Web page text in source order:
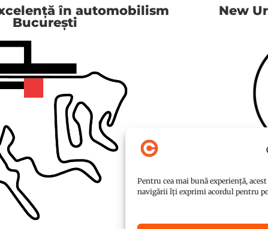
Pentru cea mai bună experiență,
navigării îți exprimi acordul pentru
în automobilism
București
New